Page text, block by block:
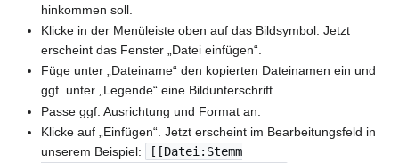
hinkommen soll.
Klicke in der Menüleiste oben auf das Bildsymbol. Jetzt
erscheint das Fenster „Datei einfügen“.
Füge unter „Dateiname“ den kopierten Dateinamen ein und
ggf. unter „Legende“ eine Bildunterschrift.
Passe ggf. Ausrichtung und Format an.
Klicke auf „Einfügen“. Jetzt erscheint im Bearbeitungsfeld in
unserem Beispiel:
[[Datei:Stemm